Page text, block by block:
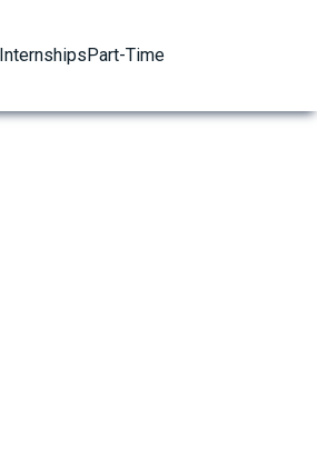
Internships Part-Time